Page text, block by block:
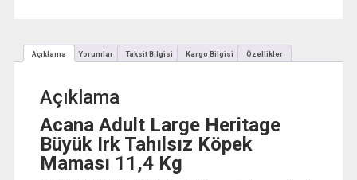
Açıklama Yorumlar Taksit Bilgisi Kargo Bilgisi Özellikler
Açıklama
Acana Adult Large Heritage
Büyük Irk Tahılsız Köpek
Maması 11,4 Kg